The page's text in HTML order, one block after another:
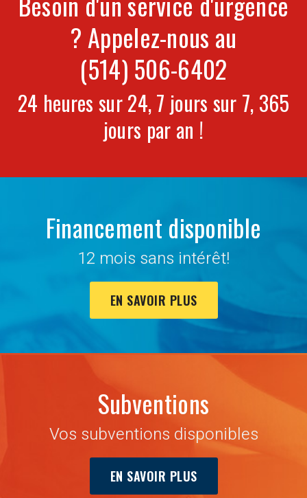
? Appelez-nous au
(514) 506-6402
24 heures sur 24, 7 jours sur 7, 365
jours par an !
Financement disponible
12 mois sans intérêt!
EN SAVOIR PLUS
Subventions
Vos subventions disponibles
EN SAVOIR PLUS